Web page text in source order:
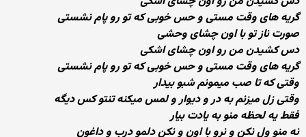
گریه های وقت مستی و حس خوبی كه تو رو پام نشستی
صورت ناز تو با اون چشای وحشی
دس كشیدن من رو اون چشای اشكی
گریه های وقت مستی و حس خوبی كه تو رو پام نشستی
وقتی كه تا صب میمونم شبو بیدار
وقتی زل میزنم به در و دیوار و لمس میكنه تنتو كس دیگه
فقط یه لحظه منو به یادت بیار
نه منو ول نكن و نرو با اون و نكن دلمو درب و داغون